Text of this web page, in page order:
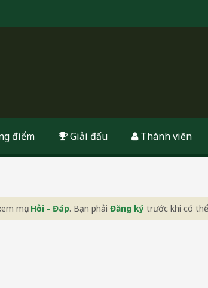
điểm Giải đấu Thành viên
mục Hỏi - Đáp. Bạn phải Đăng ký trước khi có